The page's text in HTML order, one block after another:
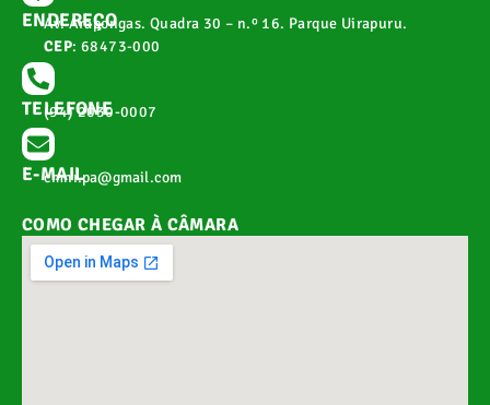
ENDEREÇO
Av. Arapongas. Quadra 30 – n.º 16. Parque Uirapuru.
CEP: 68473-000
TELEFONE
(94) 2030-0007
E-MAIL
cmnr.pa@gmail.com
COMO CHEGAR À CÂMARA